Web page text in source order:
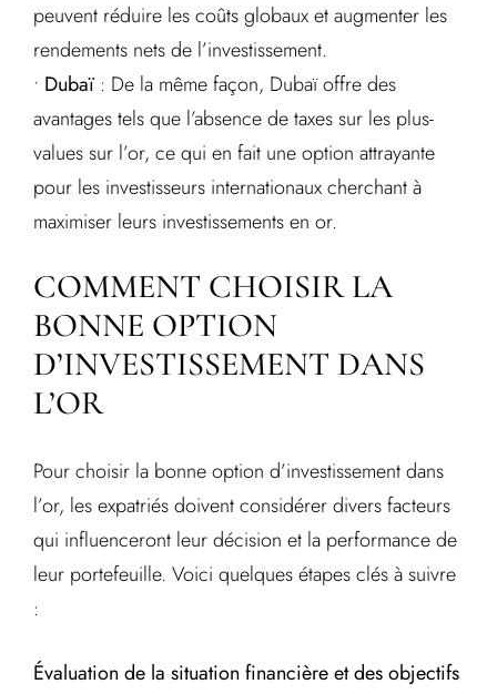
peuvent réduire les coûts globaux et augmenter les
rendements nets de l’investissement.
• Dubaï : De la même façon, Dubaï offre des
avantages tels que l’absence de taxes sur les plus-
values sur l’or, ce qui en fait une option attrayante
pour les investisseurs internationaux cherchant à
maximiser leurs investissements en or.
COMMENT CHOISIR LA
BONNE OPTION
D’INVESTISSEMENT DANS
L’OR
Pour choisir la bonne option d’investissement dans
l’or, les expatriés doivent considérer divers facteurs
qui influenceront leur décision et la performance de
leur portefeuille. Voici quelques étapes clés à suivre
:
Évaluation de la situation financière et des objectifs